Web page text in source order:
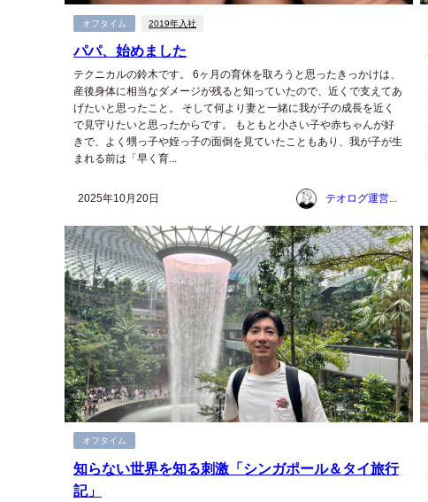
オフタイム 2019年入社
パパ、始めました
テクニカルの鈴木です。 6ヶ月の育休を取ろうと思ったきっかけは、
産後身体に相当なダメージが残ると知っていたので、近くで支えてあ
げたいと思ったこと。 そして何より妻と一緒に我が子の成長を近く
で見守りたいと思ったからです。 もともと小さい子や赤ちゃんが好
きで、よく甥っ子や姪っ子の面倒を見ていたこともあり、我が子が生
まれる前は「早く育...
2025年10月20日 テオログ運営チーム
オフタイム
知らない世界を知る刺激「シンガポール＆タイ旅行
記」